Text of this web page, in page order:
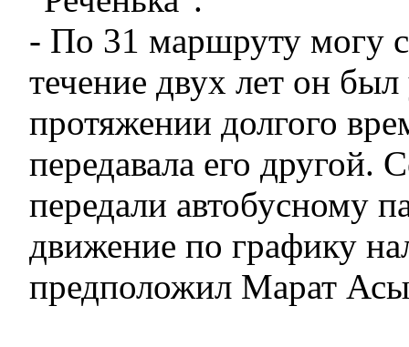
- По 31 маршруту могу
течение двух лет он
протяжении долгого
передавала его другой.
передали автобусному
движение по графику
предположил Марат